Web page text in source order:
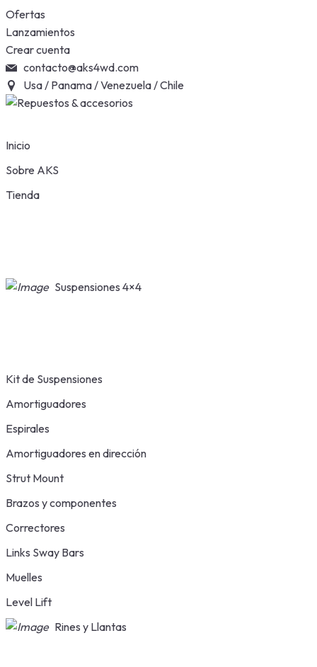
Skip
to
content
Ofertas
Lanzamientos
Crear cuenta
contacto@aks4wd.com
Usa / Panama / Venezuela / Chile
Inicio
Sobre AKS
Tienda
Suspensiones 4×4
Kit de Suspensiones
Amortiguadores
Espirales
Amortiguadores en dirección
Strut Mount
Brazos y componentes
Correctores
Links Sway Bars
Muelles
Level Lift
Rines y Llantas